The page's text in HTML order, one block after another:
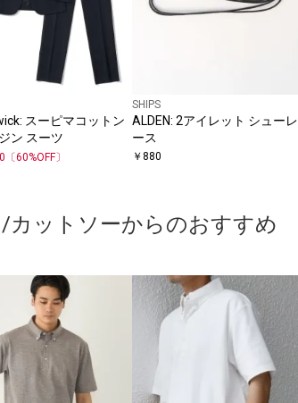
スーピマコットン
ン スーツ
〔60%OFF〕
SHIPS
ALDEN: 2アイレット シューレ
ース
￥ 880
カットソーからのおすすめ